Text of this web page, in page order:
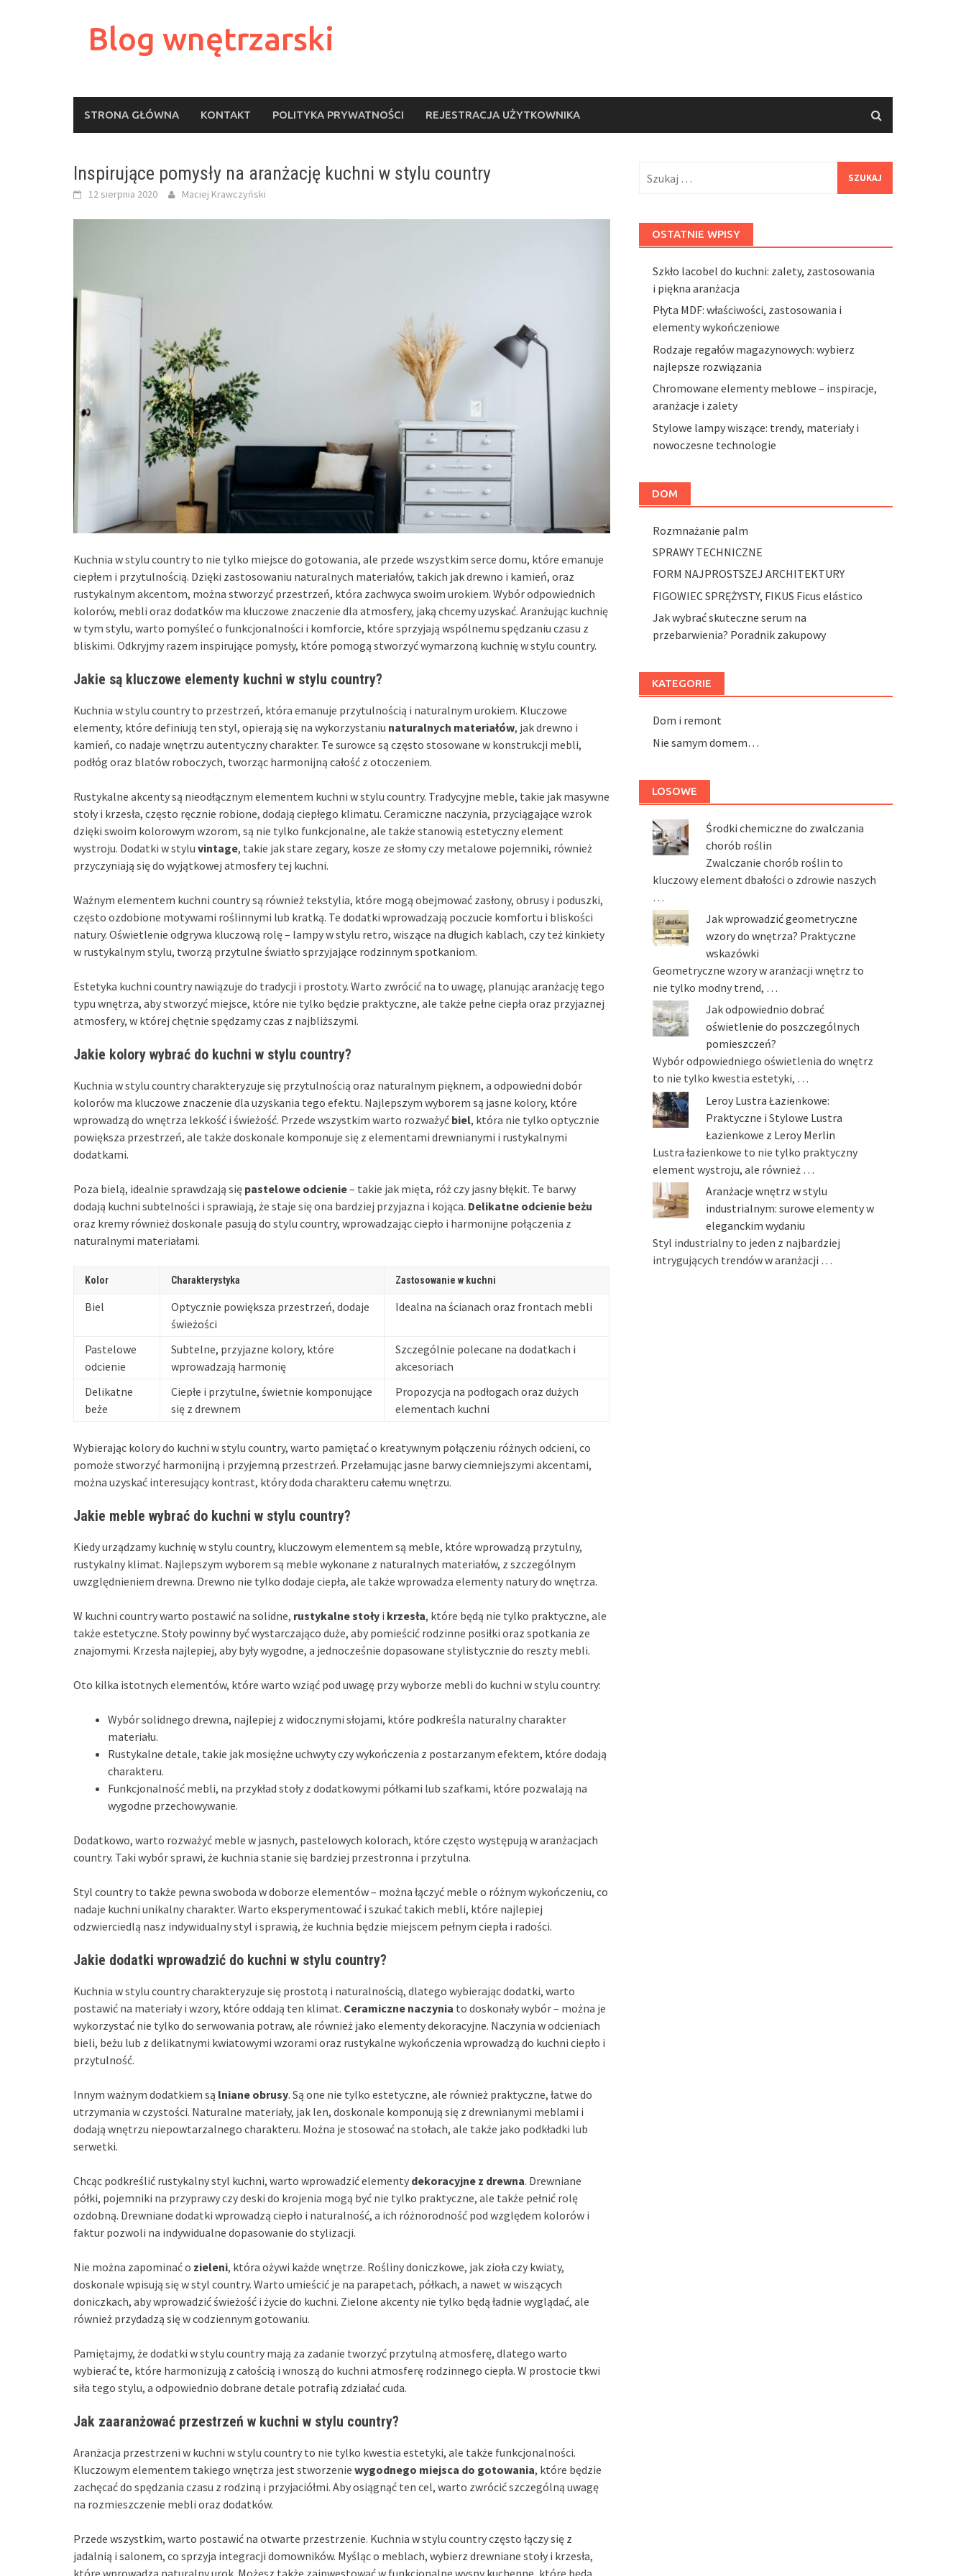
Blog wnętrzarski
STRONA GŁÓWNA KONTAKT POLITYKA PRYWATNOŚCI REJESTRACJA UŻYTKOWNIKA
Inspirujące pomysły na aranżację kuchni w stylu country
12 sierpnia 2020 Maciej Krawczyński
Kuchnia w stylu country to nie tylko miejsce do gotowania, ale przede wszystkim serce domu, które emanuje
ciepłem i przytulnością. Dzięki zastosowaniu naturalnych materiałów, takich jak drewno i kamień, oraz
rustykalnym akcentom, można stworzyć przestrzeń, która zachwyca swoim urokiem. Wybór odpowiednich
kolorów, mebli oraz dodatków ma kluczowe znaczenie dla atmosfery, jaką chcemy uzyskać. Aranżując kuchnię
w tym stylu, warto pomyśleć o funkcjonalności i komforcie, które sprzyjają wspólnemu spędzaniu czasu z
bliskimi. Odkryjmy razem inspirujące pomysły, które pomogą stworzyć wymarzoną kuchnię w stylu country.
Jakie są kluczowe elementy kuchni w stylu country?
Kuchnia w stylu country to przestrzeń, która emanuje przytulnością i naturalnym urokiem. Kluczowe
elementy, które definiują ten styl, opierają się na wykorzystaniu naturalnych materiałów, jak drewno i
kamień, co nadaje wnętrzu autentyczny charakter. Te surowce są często stosowane w konstrukcji mebli,
podłóg oraz blatów roboczych, tworząc harmonijną całość z otoczeniem.
Rustykalne akcenty są nieodłącznym elementem kuchni w stylu country. Tradycyjne meble, takie jak masywne
stoły i krzesła, często ręcznie robione, dodają ciepłego klimatu. Ceramiczne naczynia, przyciągające wzrok
dzięki swoim kolorowym wzorom, są nie tylko funkcjonalne, ale także stanowią estetyczny element
wystroju. Dodatki w stylu vintage, takie jak stare zegary, kosze ze słomy czy metalowe pojemniki, również
przyczyniają się do wyjątkowej atmosfery tej kuchni.
Ważnym elementem kuchni country są również tekstylia, które mogą obejmować zasłony, obrusy i poduszki,
często ozdobione motywami roślinnymi lub kratką. Te dodatki wprowadzają poczucie komfortu i bliskości
natury. Oświetlenie odgrywa kluczową rolę – lampy w stylu retro, wiszące na długich kablach, czy też kinkiety
w rustykalnym stylu, tworzą przytulne światło sprzyjające rodzinnym spotkaniom.
Estetyka kuchni country nawiązuje do tradycji i prostoty. Warto zwrócić na to uwagę, planując aranżację tego
typu wnętrza, aby stworzyć miejsce, które nie tylko będzie praktyczne, ale także pełne ciepła oraz przyjaznej
atmosfery, w której chętnie spędzamy czas z najbliższymi.
Jakie kolory wybrać do kuchni w stylu country?
Kuchnia w stylu country charakteryzuje się przytulnością oraz naturalnym pięknem, a odpowiedni dobór
kolorów ma kluczowe znaczenie dla uzyskania tego efektu. Najlepszym wyborem są jasne kolory, które
wprowadzą do wnętrza lekkość i świeżość. Przede wszystkim warto rozważyć biel, która nie tylko optycznie
powiększa przestrzeń, ale także doskonale komponuje się z elementami drewnianymi i rustykalnymi
dodatkami.
Poza bielą, idealnie sprawdzają się pastelowe odcienie– takie jak mięta, róż czy jasny błękit. Te barwy
dodają kuchni subtelności i sprawiają, że staje się ona bardziej przyjazna i kojąca. Delikatne odcienie beżu
oraz kremy również doskonale pasują do stylu country, wprowadzając ciepło i harmonijne połączenia z
naturalnymi materiałami.
Kolor Charakterystyka Zastosowanie w kuchni
Biel
Optycznie powiększa przestrzeń, dodaje
świeżości
Idealna na ścianach oraz frontach mebli
Pastelowe
odcienie
Subtelne, przyjazne kolory, które
wprowadzają harmonię
Szczególnie polecane na dodatkach i
akcesoriach
Delikatne
beże
Ciepłe i przytulne, świetnie komponujące
się z drewnem
Propozycja na podłogach oraz dużych
elementach kuchni
Wybierając kolory do kuchni w stylu country, warto pamiętać o kreatywnym połączeniu różnych odcieni, co
pomoże stworzyć harmonijną i przyjemną przestrzeń. Przełamując jasne barwy ciemniejszymi akcentami,
można uzyskać interesujący kontrast, który doda charakteru całemu wnętrzu.
Jakie meble wybrać do kuchni w stylu country?
Kiedy urządzamy kuchnię w stylu country, kluczowym elementem są meble, które wprowadzą przytulny,
rustykalny klimat. Najlepszym wyborem są meble wykonane z naturalnych materiałów, z szczególnym
uwzględnieniem drewna. Drewno nie tylko dodaje ciepła, ale także wprowadza elementy natury do wnętrza.
W kuchni country warto postawić na solidne, rustykalne stoły i krzesła, które będą nie tylko praktyczne, ale
także estetyczne. Stoły powinny być wystarczająco duże, aby pomieścić rodzinne posiłki oraz spotkania ze
znajomymi. Krzesła najlepiej, aby były wygodne, a jednocześnie dopasowane stylistycznie do reszty mebli.
Oto kilka istotnych elementów, które warto wziąć pod uwagę przy wyborze mebli do kuchni w stylu country:
Wybór solidnego drewna, najlepiej z widocznymi słojami, które podkreśla naturalny charakter
materiału.
Rustykalne detale, takie jak mosiężne uchwyty czy wykończenia z postarzanym efektem, które dodają
charakteru.
Funkcjonalność mebli, na przykład stoły z dodatkowymi półkami lub szafkami, które pozwalają na
wygodne przechowywanie.
Dodatkowo, warto rozważyć meble w jasnych, pastelowych kolorach, które często występują w aranżacjach
country. Taki wybór sprawi, że kuchnia stanie się bardziej przestronna i przytulna.
Styl country to także pewna swoboda w doborze elementów – można łączyć meble o różnym wykończeniu, co
nadaje kuchni unikalny charakter. Warto eksperymentować i szukać takich mebli, które najlepiej
odzwierciedlą nasz indywidualny styl i sprawią, że kuchnia będzie miejscem pełnym ciepła i radości.
Jakie dodatki wprowadzić do kuchni w stylu country?
Kuchnia w stylu country charakteryzuje się prostotą i naturalnością, dlatego wybierając dodatki, warto
postawić na materiały i wzory, które oddają ten klimat. Ceramiczne naczynia to doskonały wybór – można je
wykorzystać nie tylko do serwowania potraw, ale również jako elementy dekoracyjne. Naczynia w odcieniach
bieli, beżu lub z delikatnymi kwiatowymi wzorami oraz rustykalne wykończenia wprowadzą do kuchni ciepło i
przytulność.
Innym ważnym dodatkiem są lniane obrusy. Są one nie tylko estetyczne, ale również praktyczne, łatwe do
utrzymania w czystości. Naturalne materiały, jak len, doskonale komponują się z drewnianymi meblami i
dodają wnętrzu niepowtarzalnego charakteru. Można je stosować na stołach, ale także jako podkładki lub
serwetki.
Chcąc podkreślić rustykalny styl kuchni, warto wprowadzić elementy dekoracyjne z drewna. Drewniane
półki, pojemniki na przyprawy czy deski do krojenia mogą być nie tylko praktyczne, ale także pełnić rolę
ozdobną. Drewniane dodatki wprowadzą ciepło i naturalność, a ich różnorodność pod względem kolorów i
faktur pozwoli na indywidualne dopasowanie do stylizacji.
Nie można zapominać o zieleni, która ożywi każde wnętrze. Rośliny doniczkowe, jak zioła czy kwiaty,
doskonale wpisują się w styl country. Warto umieścić je na parapetach, półkach, a nawet w wiszących
doniczkach, aby wprowadzić świeżość i życie do kuchni. Zielone akcenty nie tylko będą ładnie wyglądać, ale
również przydadzą się w codziennym gotowaniu.
Pamiętajmy, że dodatki w stylu country mają za zadanie tworzyć przytulną atmosferę, dlatego warto
wybierać te, które harmonizują z całością i wnoszą do kuchni atmosferę rodzinnego ciepła. W prostocie tkwi
siła tego stylu, a odpowiednio dobrane detale potrafią zdziałać cuda.
Jak zaaranżować przestrzeń w kuchni w stylu country?
Aranżacja przestrzeni w kuchni w stylu country to nie tylko kwestia estetyki, ale także funkcjonalności.
Kluczowym elementem takiego wnętrza jest stworzenie wygodnego miejsca do gotowania, które będzie
zachęcać do spędzania czasu z rodziną i przyjaciółmi. Aby osiągnąć ten cel, warto zwrócić szczególną uwagę
na rozmieszczenie mebli oraz dodatków.
Przede wszystkim, warto postawić na otwarte przestrzenie. Kuchnia w stylu country często łączy się z
jadalnią i salonem, co sprzyja integracji domowników. Myśląc o meblach, wybierz drewniane stoły i krzesła,
które wprowadzą naturalny urok. Możesz także zainwestować w funkcjonalne wyspy kuchenne, które będą
OSTATNIE WPISY
Szkło lacobel do kuchni: zalety, zastosowania
i piękna aranżacja
Płyta MDF: właściwości, zastosowania i
elementy wykończeniowe
Rodzaje regałów magazynowych: wybierz
najlepsze rozwiązania
Chromowane elementy meblowe – inspiracje,
aranżacje i zalety
Stylowe lampy wiszące: trendy, materiały i
nowoczesne technologie
DOM
Rozmnażanie palm
SPRAWY TECHNICZNE
FORM NAJPROSTSZEJ ARCHITEKTURY
FIGOWIEC SPRĘŻYSTY, FIKUS Ficus elástico
Jak wybrać skuteczne serum na
przebarwienia? Poradnik zakupowy
KATEGORIE
Dom i remont
Nie samym domem…
LOSOWE
Środki chemiczne do zwalczania
chorób roślin
Zwalczanie chorób roślin to
kluczowy element dbałości o zdrowie naszych
…
Jak wprowadzić geometryczne
wzory do wnętrza? Praktyczne
wskazówki
Geometryczne wzory w aranżacji wnętrz to
nie tylko modny trend, …
Jak odpowiednio dobrać
oświetlenie do poszczególnych
pomieszczeń?
Wybór odpowiedniego oświetlenia do wnętrz
to nie tylko kwestia estetyki, …
Leroy Lustra Łazienkowe:
Praktyczne i Stylowe Lustra
Łazienkowe z Leroy Merlin
Lustra łazienkowe to nie tylko praktyczny
element wystroju, ale również …
Aranżacje wnętrz w stylu
industrialnym: surowe elementy w
eleganckim wydaniu
Styl industrialny to jeden z najbardziej
intrygujących trendów w aranżacji …